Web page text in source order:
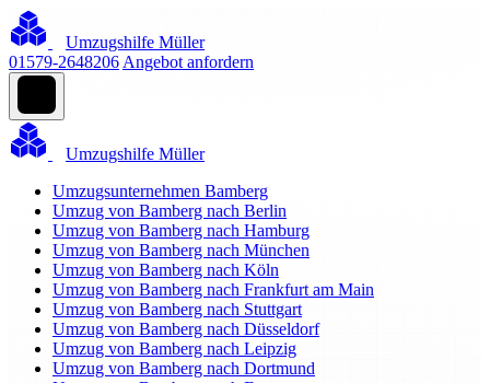
Umzugshilfe Müller
01579-2648206 Angebot anfordern
Umzugshilfe Müller
Umzugsunternehmen Bamberg
Umzug von Bamberg nach Berlin
Umzug von Bamberg nach Hamburg
Umzug von Bamberg nach München
Umzug von Bamberg nach Köln
Umzug von Bamberg nach Frankfurt am Main
Umzug von Bamberg nach Stuttgart
Umzug von Bamberg nach Düsseldorf
Umzug von Bamberg nach Leipzig
Umzug von Bamberg nach Dortmund